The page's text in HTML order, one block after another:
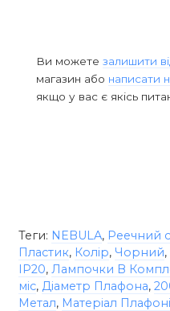
Ви можете залишити
магазин або написати
якщо у вас є якісь
Теги: NEBULA, Реечний
Пластик, Колір, Чорний,
IP20, Лампочки В
міс, Діаметр Плафона,
Метал, Матеріал